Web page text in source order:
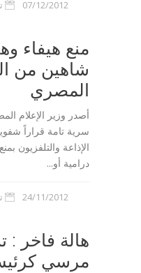
07/12/2012
منع هيفاء
شاهين من
المصري
أصدر وزير الإعلام
سرية تامة قراراً
الإذاعة والتلفزيون
درامية أو...
24/11/2012
هالة فاخر
مرسي